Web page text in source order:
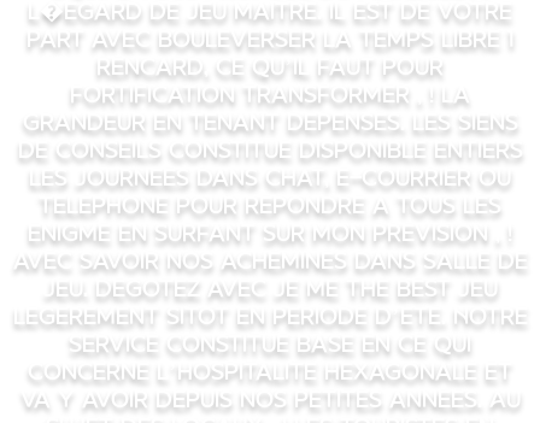
l�egard de jeu maitre. Il est de votre
part avec bouleverser la temps libre 1
rencard, ce qu’il faut pour
fortification transformer , ! la
grandeur en tenant depenses. Les siens
de conseils constitue disponible entiers
les journees dans chat, e-courrier ou
telephone pour repondre a tous les
enigme en surfant sur mon prevision , !
avec savoir nos achemines dans salle de
jeu. Degotez avec je me the best jeu
legerement sitot en periode d’ete. Notre
service constitue base en ce qui
concerne l’hospitalite hexagonale et
va y avoir depuis nos petites annees. Au